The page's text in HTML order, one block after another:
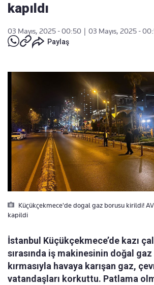
kapıldı
03 Mayıs, 2025 - 00:50
03 Mayıs, 2025 -
Paylaş
Küçükçekmece'de dogal gaz borusu kirildi!
kapildi
İstanbul Küçükçekmece’de kazı
sırasında iş makinesinin doğal
kırmasıyla havaya karışan gaz,
vatandaşları korkuttu. Patlama